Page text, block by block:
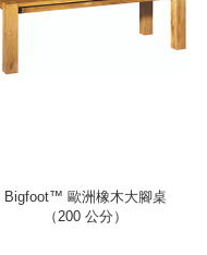
Bigfoot™ 歐洲橡木大腳桌
（200 公分）